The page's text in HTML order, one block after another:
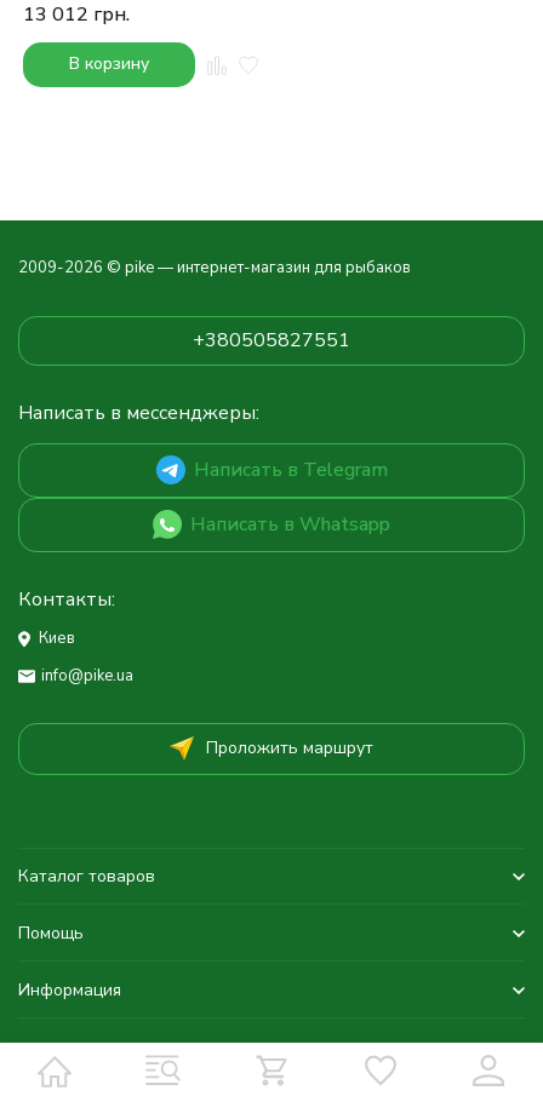
13 012 грн.
В корзину
2009-2026 © pike — интернет-магазин для рыбаков
+380505827551
Написать в мессенджеры:
Написать в Telegram
Написать в Whatsapp
Контакты:
Киев
info@pike.ua
Проложить маршрут
Каталог товаров
Помощь
Информация